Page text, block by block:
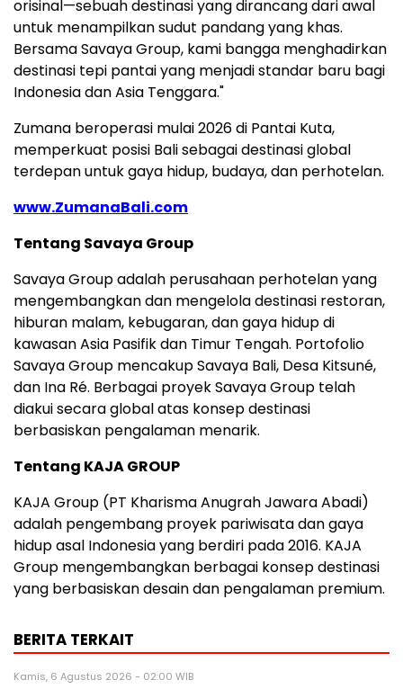
orisinal—sebuah destinasi yang dirancang dari awal
untuk menampilkan sudut pandang yang khas.
Bersama Savaya Group, kami bangga menghadirkan
destinasi tepi pantai yang menjadi standar baru bagi
Indonesia dan Asia Tenggara."
Zumana beroperasi mulai 2026 di Pantai Kuta,
memperkuat posisi Bali sebagai destinasi global
terdepan untuk gaya hidup, budaya, dan perhotelan.
www.ZumanaBali.com
Tentang Savaya Group
Savaya Group adalah perusahaan perhotelan yang
mengembangkan dan mengelola destinasi restoran,
hiburan malam, kebugaran, dan gaya hidup di
kawasan Asia Pasifik dan Timur Tengah. Portofolio
Savaya Group mencakup Savaya Bali, Desa Kitsuné,
dan Ina Ré. Berbagai proyek Savaya Group telah
diakui secara global atas konsep destinasi
berbasiskan pengalaman menarik.
Tentang KAJA GROUP
KAJA Group (PT Kharisma Anugrah Jawara Abadi)
adalah pengembang proyek pariwisata dan gaya
hidup asal Indonesia yang berdiri pada 2016. KAJA
Group mengembangkan berbagai konsep destinasi
yang berbasiskan desain dan pengalaman premium.
BERITA TERKAIT
Kamis, 6 Agustus 2026 - 02:00 WIB